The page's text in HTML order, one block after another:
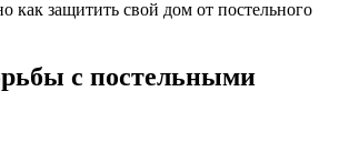
с постельными